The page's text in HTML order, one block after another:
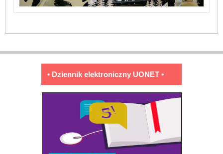
• Dziennik elektroniczny UONET •